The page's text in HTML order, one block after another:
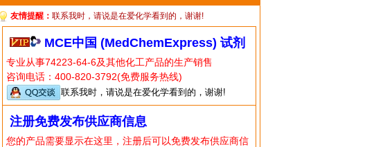
友情提醒： 联系我时，请说是在爱化学看到的，谢谢!
MCE中国 (MedChemExpress) 试剂
专业从事74223-64-6及其他化工产品的生产销售
咨询电话：400-820-3792(免费服务热线)
联系我时，请说是在爱化学看到的，谢谢!
注册免费发布供应商信息
您的产品需要显示在这里，注册后可以免费发布供应商信